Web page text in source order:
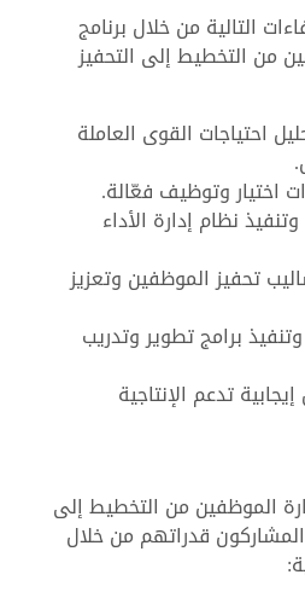
التالية من خلال برنامج
من التخطيط إلى التحفيز
احتياجات القوى العاملة
اختيار وتوظيف فعّالة.
نظام إدارة الأداء
تحفيز الموظفين وتعزيز
برامج تطوير وتدريب
تدعم الإنتاجية
الموظفين من التخطيط إلى
قدراتهم من خلال